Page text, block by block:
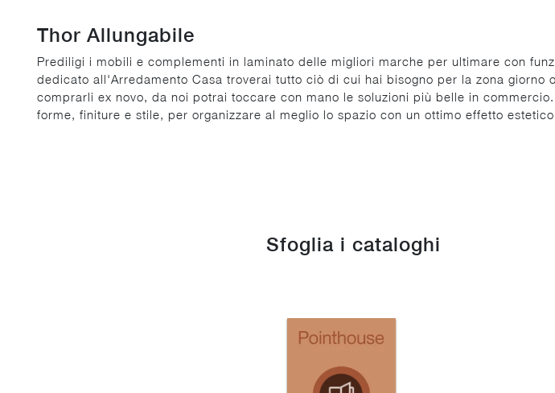
Thor Allungabile
Prediligi i mobili e complementi in laminato delle migliori marche per ultimare con
dedicato all'Arredamento Casa troverai tutto ciò di cui hai bisogno per la zona
comprarli ex novo, da noi potrai toccare con mano le soluzioni più belle in
forme, finiture e stile, per organizzare al meglio lo spazio con un ottimo effetto
Sfoglia i cataloghi